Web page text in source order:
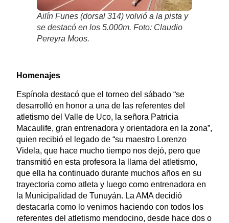
Ailín Funes (dorsal 314) volvió a la pista y
se destacó en los 5.000m. Foto: Claudio
Pereyra Moos.
Homenajes
Espínola destacó que el torneo del sábado “se
desarrolló en honor a una de las referentes del
atletismo del Valle de Uco, la señora Patricia
Macaulife, gran entrenadora y orientadora en la zona”,
quien recibió el legado de “su maestro Lorenzo
Videla, que hace mucho tiempo nos dejó, pero que
transmitió en esta profesora la llama del atletismo,
que ella ha continuado durante muchos años en su
trayectoria como atleta y luego como entrenadora en
la Municipalidad de Tunuyán. La AMA decidió
destacarla como lo venimos haciendo con todos los
referentes del atletismo mendocino, desde hace dos o